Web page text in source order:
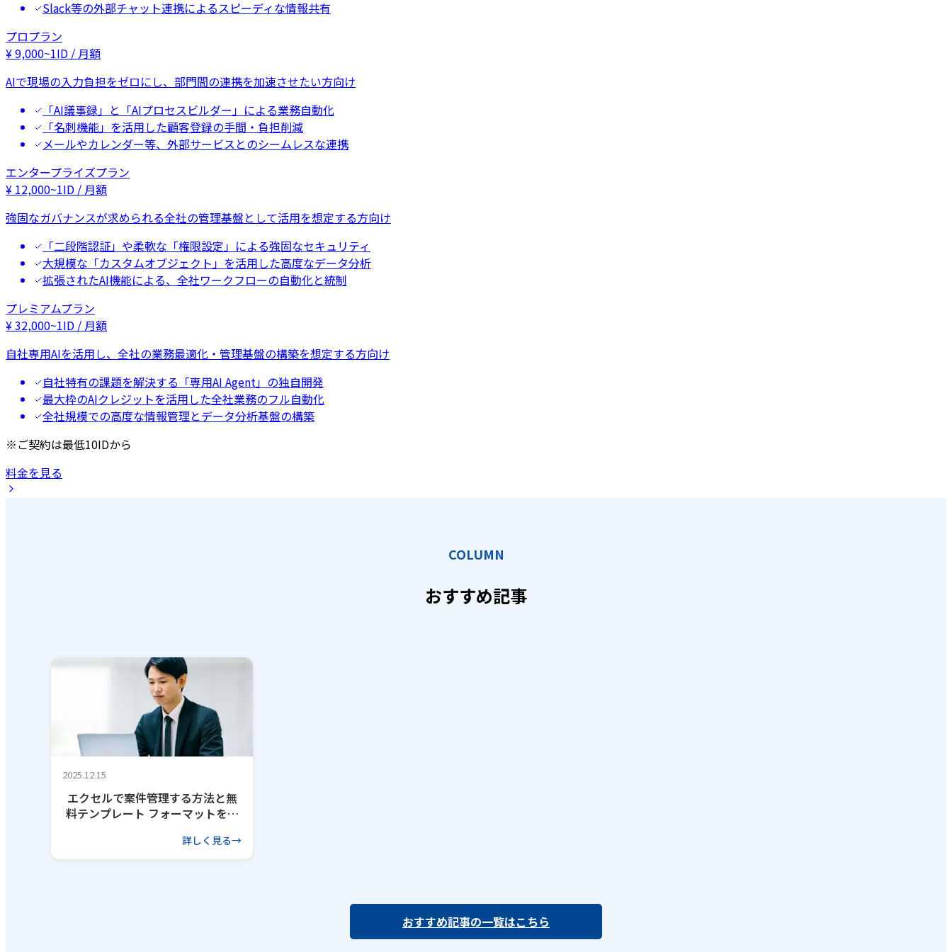
Slack等の外部チャット連携によるスピーディな情報共有
プロプラン
¥9,000~1ID / 月額
AIで現場の入力負担をゼロにし、部門間の連携を加速させたい方向け
「AI議事録」と「AIプロセスビルダー」による業務自動化
「名刺機能」を活用した顧客登録の手間・負担削減
メールやカレンダー等、外部サービスとのシームレスな連携
エンタープライズプラン
¥ 12,000~1ID / 月額
強固なガバナンスが求められる全社の管理基盤として活用を想定する方向け
「二段階認証」や柔軟な「権限設定」による強固なセキュリティ
大規模な「カスタムオブジェクト」を活用した高度なデータ分析
拡張されたAI機能による、全社ワークフローの自動化と統制
プレミアムプラン
¥32,000~1ID / 月額
自社専用AIを活用し、全社の業務最適化・管理基盤の構築を想定する方向け
自社特有の課題を解決する「専用AI Agent」の独自開発
最大枠のAIクレジットを活用した全社業務のフル自動化
全社規模での高度な情報管理とデータ分析基盤の構築
※ご契約は最低10IDから
料金を見る
COLUMN
おすすめ記事
2025.12.15
エクセルで案件管理する方法と無
料テンプレート フォーマットを作
詳しく見る
おすすめ記事の一覧はこちら